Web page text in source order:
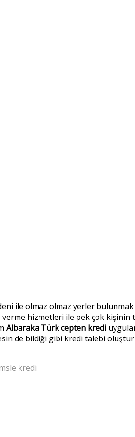
ile olmaz olmaz yerler
hizmetleri ile pek çok
Albaraka Türk cepten kredi
de bildiği gibi kredi talebi
kredi